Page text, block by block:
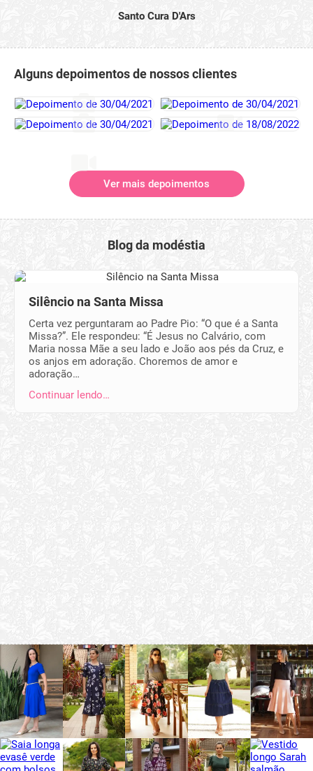
Santo Cura D'Ars
Alguns depoimentos de nossos clientes
Ver mais depoimentos
Blog da modéstia
Silêncio na Santa Missa
Certa vez perguntaram ao Padre Pio: “O que é a Santa
Missa?”. Ele respondeu: “É Jesus no Calvário, com
Maria nossa Mãe a seu lado e João aos pés da Cruz, e
os anjos em adoração. Choremos de amor e
adoração…
Continuar lendo…